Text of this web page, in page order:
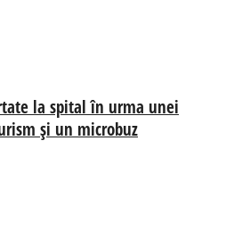
la spital în urma unei
și un microbuz